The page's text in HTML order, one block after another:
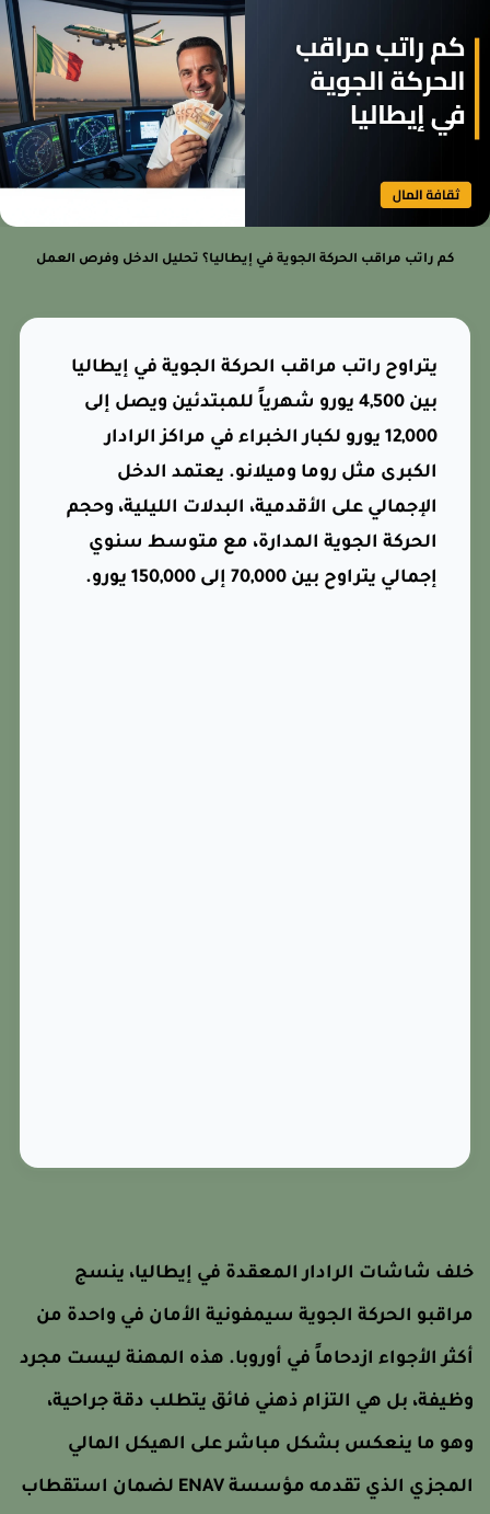
كم راتب مراقب الحركة الجوية في إيطاليا؟ تحليل الدخل وفرص العمل
يتراوح راتب مراقب الحركة الجوية في إيطاليا
بين 4,500 يورو شهرياً للمبتدئين ويصل إلى
12,000 يورو لكبار الخبراء في مراكز الرادار
الكبرى مثل روما وميلانو. يعتمد الدخل
الإجمالي على الأقدمية، البدلات الليلية، وحجم
الحركة الجوية المدارة، مع متوسط سنوي
إجمالي يتراوح بين 70,000 إلى 150,000 يورو.
شاشات الرادار المعقدة في إيطاليا، ينسج
الحركة الجوية سيمفونية الأمان في واحدة من
الأجواء ازدحاماً في أوروبا. هذه المهنة ليست مجرد
بل هي التزام ذهني فائق يتطلب دقة جراحية،
ما ينعكس بشكل مباشر على الهيكل المالي
المجزي الذي تقدمه مؤسسة ENAV لضمان استقطاب